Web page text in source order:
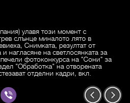
улавя този момент с
слънце миналото лято в
Снимката, резултат от
нагласяне на светлосянката за
фотоконкурса на "Сони" за
"Обработка" на отворената
отделни кадри, вкл.